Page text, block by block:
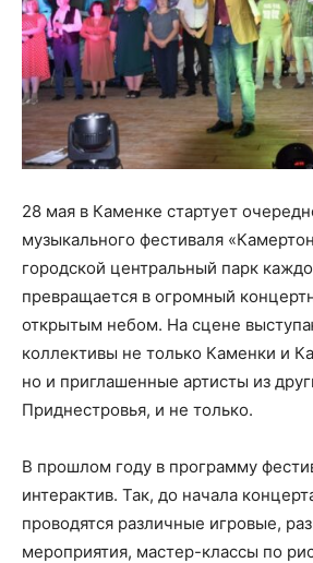
28 мая в Каменке стартует
музыкального фестиваля
городской центральный парк
превращается в огромный
открытым небом. На сцене
коллективы не только Каменки и
но и приглашенные артисты из
Приднестровья, и не только.
В прошлом году в программу
интерактив. Так, до начала
проводятся различные игровые,
мероприятия, мастер-классы по